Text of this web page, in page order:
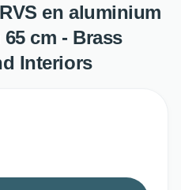
en aluminium
cm - Brass
Interiors